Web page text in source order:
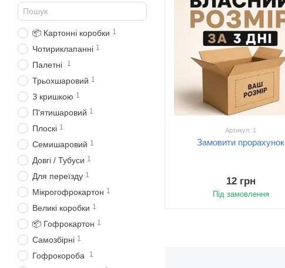
Артикул: 1
Замовити прорахунок
12 грн
Під замовлення
📦 Картонні коробки 1
Чотириклапанні 1
Палетні 1
Трьохшаровий 1
З кришкою 1
П'ятишаровий 1
Плоскі 1
Семишаровий 1
Довгі / Тубуси 1
Для переїзду 1
Мікрогофрокартон 1
Великі коробки 1
📦 Гофрокартон 1
Самозбірні 1
Гофрокороба 1